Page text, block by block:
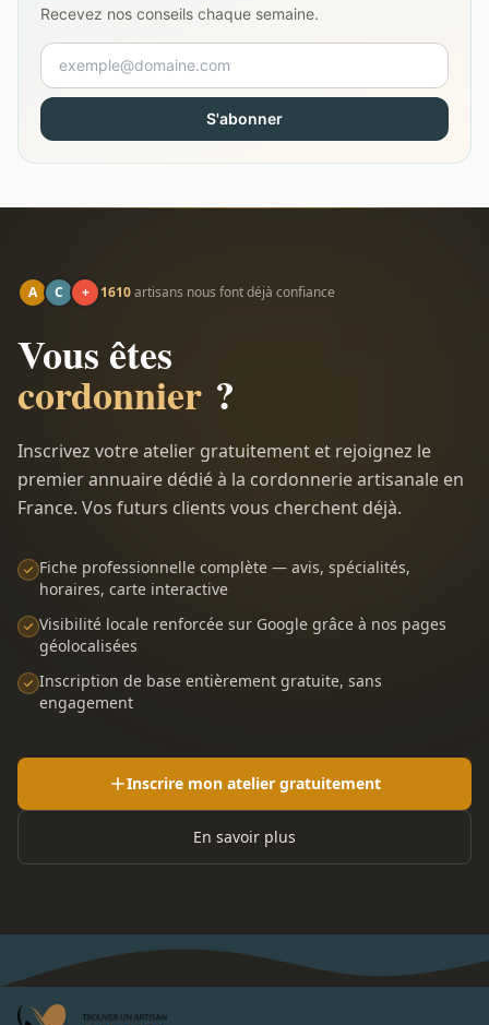
Recevez nos conseils chaque semaine.
S'abonner
A C + 1610artisans nous font déjà confiance
Vous êtes
cordonnier ?
Inscrivez votre atelier gratuitement et rejoignez le
premier annuaire dédié à la cordonnerie artisanale en
France. Vos futurs clients vous cherchent déjà.
Fiche professionnelle complète — avis, spécialités,
horaires, carte interactive
Visibilité locale renforcée sur Google grâce à nos pages
géolocalisées
Inscription de base entièrement gratuite, sans
engagement
Inscrire mon atelier gratuitement
En savoir plus